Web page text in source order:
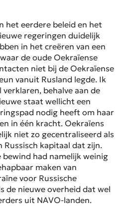
het eerdere beleid en het
regeringen duidelijk
in het creëren van een
de oude Oekraïense
niet bij de Oekraïense
vanuit Rusland legde. Ik
behalve aan de
staat wellicht een
nodig heeft om haar
in één kracht. Oekraïens
niet zo gecentraliseerd als
Russisch kapitaal dat zijn.
bewind had namelijk weinig
maken van
voor Russische
de nieuwe overheid dat wel
uit NAVO-landen.